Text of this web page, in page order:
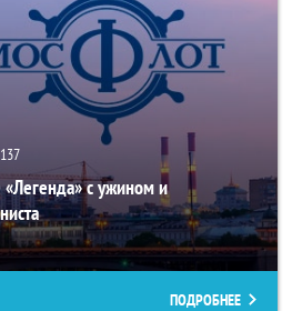
137
с ужином и
ПОДРОБНЕЕ